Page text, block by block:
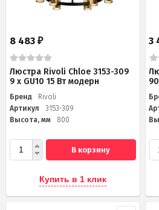
8 483 ₽
Люстра Rivoli Chloe 3153-309
9 х GU10 15 Вт модерн
Бренд
Rivoli
Артикул
3153-309
Высота, мм
800
В корзину
Купить в 1 клик
3